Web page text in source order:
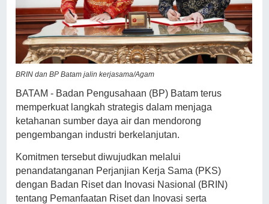
BRIN dan BP Batam jalin kerjasama/Agam
BATAM - Badan Pengusahaan (BP) Batam terus
memperkuat langkah strategis dalam menjaga
ketahanan sumber daya air dan mendorong
pengembangan industri berkelanjutan.
Komitmen tersebut diwujudkan melalui
penandatanganan Perjanjian Kerja Sama (PKS)
dengan Badan Riset dan Inovasi Nasional (BRIN)
tentang Pemanfaatan Riset dan Inovasi serta